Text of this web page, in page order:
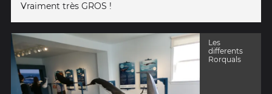
Vraiment très GROS !
Les
differents
Rorquals